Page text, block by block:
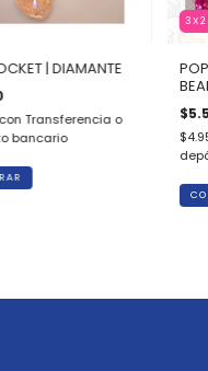
| DIAMANTE
con Transferencia o
bancario
3X2